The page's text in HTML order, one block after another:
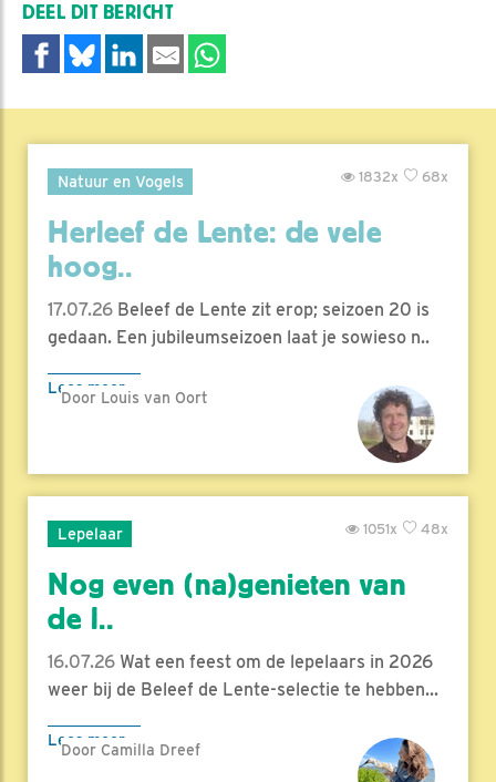
DEEL DIT BERICHT
Natuur en Vogels 68x
1832x
Herleef de Lente: de vele
hoog..
17.07.26 Beleef de Lente zit erop; seizoen 20 is
gedaan. Een jubileumseizoen laat je sowieso n..
Lees meer
Door Louis van Oort
Lepelaar 48x
1051x
Nog even (na)genieten van
de l..
16.07.26 Wat een feest om de lepelaars in 2026
weer bij de Beleef de Lente-selectie te hebben...
Lees meer
Door Camilla Dreef